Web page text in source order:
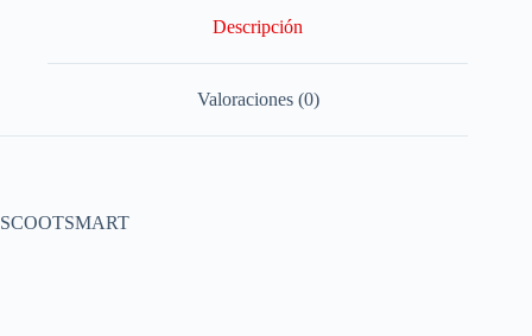
Descripción
Valoraciones (0)
SCOOTSMART